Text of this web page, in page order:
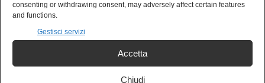
consenting or withdrawing consent, may adversely affect certain features
and functions.
Gestisci servizi
Accetta
Chiudi